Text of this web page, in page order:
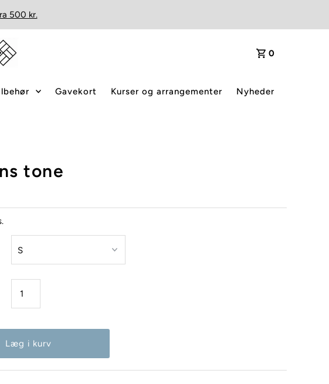
500 kr.
0
Gavekort Kurser og arrangementer Nyheder
tone